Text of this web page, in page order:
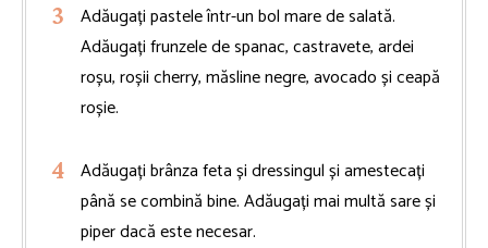
Adăugați pastele într-un bol mare de salată.
Adăugați frunzele de spanac, castravete, ardei
roșu, roșii cherry, măsline negre, avocado și ceapă
roșie.
Adăugați brânza feta și dressingul și amestecați
până se combină bine. Adăugați mai multă sare și
piper dacă este necesar.